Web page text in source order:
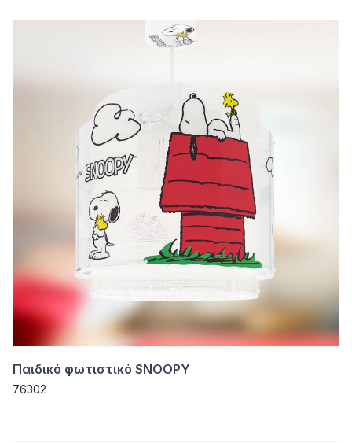
Παιδικό φωτιστικό SNOOPY
76302